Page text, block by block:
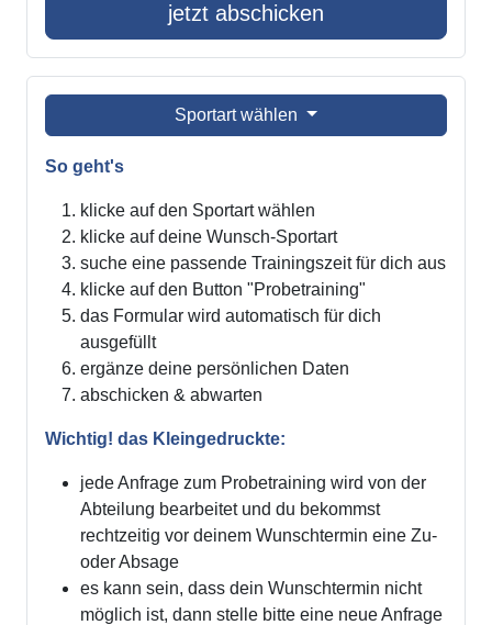
jetzt abschicken
Sportart wählen
So geht's
klicke auf den Sportart wählen
klicke auf deine Wunsch-Sportart
suche eine passende Trainingszeit für dich aus
klicke auf den Button "Probetraining"
das Formular wird automatisch für dich
ausgefüllt
ergänze deine persönlichen Daten
abschicken & abwarten
Wichtig! das Kleingedruckte:
jede Anfrage zum Probetraining wird von der
Abteilung bearbeitet und du bekommst
rechtzeitig vor deinem Wunschtermin eine Zu-
oder Absage
es kann sein, dass dein Wunschtermin nicht
möglich ist, dann stelle bitte eine neue Anfrage